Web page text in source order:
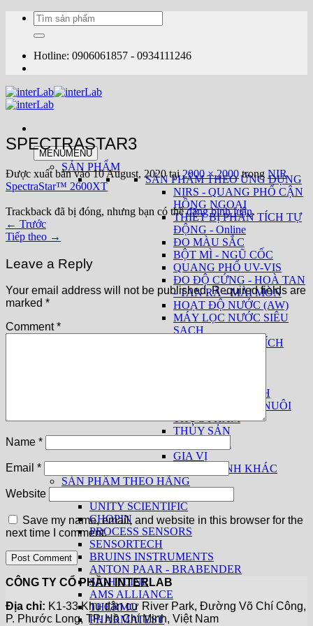
dung
Tìm
kiếm:
Hotline: 0906061857 - 0934111246
MENUMENU
SẢN PHẨM
SẢN PHẨM THEO ỨNG DỤNG
NIRS - QUANG PHỔ CẬN
HỒNG NGOẠI
THIẾT BỊ PHÂN TÍCH TỰ
ĐỘNG - Online
ĐO MÀU SẮC
BỘT MÌ - NGŨ CỐC
QUANG PHỔ UV-VIS
ĐO ĐỘ CỨNG - HOÀ TAN
- TAN RÃ - MÀI MÒN
HOẠT ĐỘ NƯỚC (AW)
MÁY LỌC NƯỚC SIÊU
SẠCH
THIẾT BỊ PHÂN TÍCH
THIẾT BỊ THEO NGÀNH
THỨC ĂN CHĂN NUÔI
THỰC PHẨM
THỦY SẢN
GIA VỊ
CÁC NGÀNH KHÁC
SẢN PHẨM THEO HÃNG
UNITY SCIENTIFIC
CHOPIN
PROCESS SENSORS
SENSORTECH
BRUINS INSTRUMENTS
ANTON PAAR - BRABENDER
SIGHTLINE
AMS ALLIANCE
THERMO
PHARMATEST
SPECTRASTAR3
Được xuất bản vào10 August, 2020tại2000 × 2000trong NIR
SpectraStar™ 2600XT
Trackback đã bị đóng, nhưng bạn có thểđăng bình luận.
← Trước
Tiếp theo →
Leave a Reply
Your email address will not be published. Required fields are
marked *
Comment*
Name *
Email *
Website
Save my name, email, and website in this browser for the
next time I comment.
CÔNG TY CỔ PHẦN INTERLAB
Địa chỉ: K1-33 Khu dân cư River Park, Đường Võ Chí Công,
P. Phước Long, TP. Hồ Chí Minh, Việt Nam